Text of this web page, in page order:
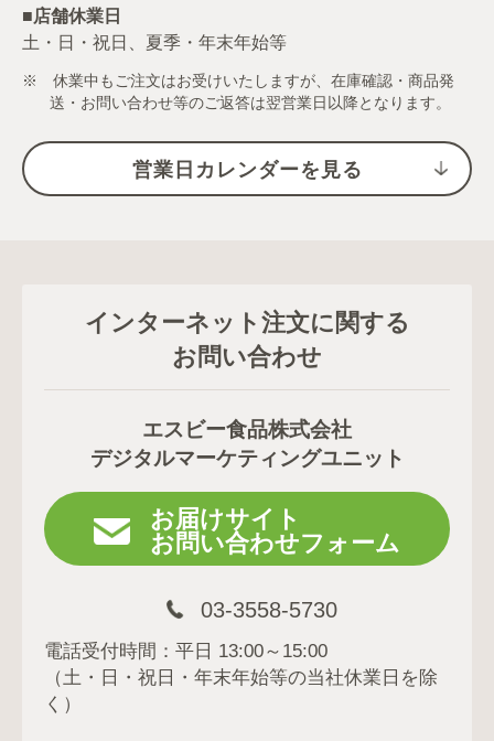
■店舗休業日
土・日・祝日、夏季・年末年始等
※ 休業中もご注文はお受けいたしますが、在庫確認・商品発
送・お問い合わせ等のご返答は翌営業日以降となります。
営業日カレンダーを見る
インターネット注文に関する
お問い合わせ
エスビー食品株式会社
デジタルマーケティングユニット
お届けサイト
お問い合わせフォーム
03-3558-5730
電話受付時間：平日 13:00～15:00
（土・日・祝日・年末年始等の当社休業日を除
く）